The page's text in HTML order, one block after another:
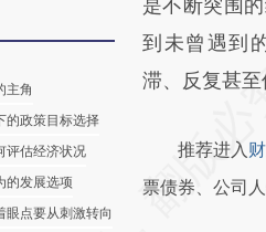
主角
的政策目标选择
评估经济状况
的发展选项
眼点要从刺激转向
是不断突围
到未曾遇到
滞、反复甚至
推荐进入
票债券、公司